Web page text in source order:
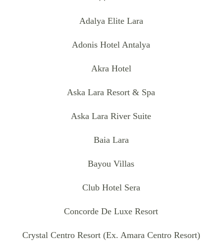
Adalya Elite Lara
Adonis Hotel Antalya
Akra Hotel
Aska Lara Resort & Spa
Aska Lara River Suite
Baia Lara
Bayou Villas
Club Hotel Sera
Concorde De Luxe Resort
Crystal Centro Resort (Ex. Amara Centro Resort)